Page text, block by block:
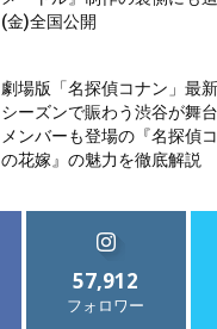
(金)全国公開
劇場版「名探偵コナン」最
シーズンで賑わう渋谷が舞
メンバーも登場の『名探偵
の花嫁』の魅力を徹底解説
57,912
フォロワー